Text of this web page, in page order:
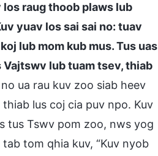
raug thoob plaws lub
yuav los sai sai no: tuav
lub mom kub mus. Tus uas
Vajtswv lub tuam tsev, thiab
ua rau kuv zoo siab heev
lus coj cia puv npo. Kuv
tus Tswv pom zoo, nws yog
tom qhia kuv, “Kuv nyob